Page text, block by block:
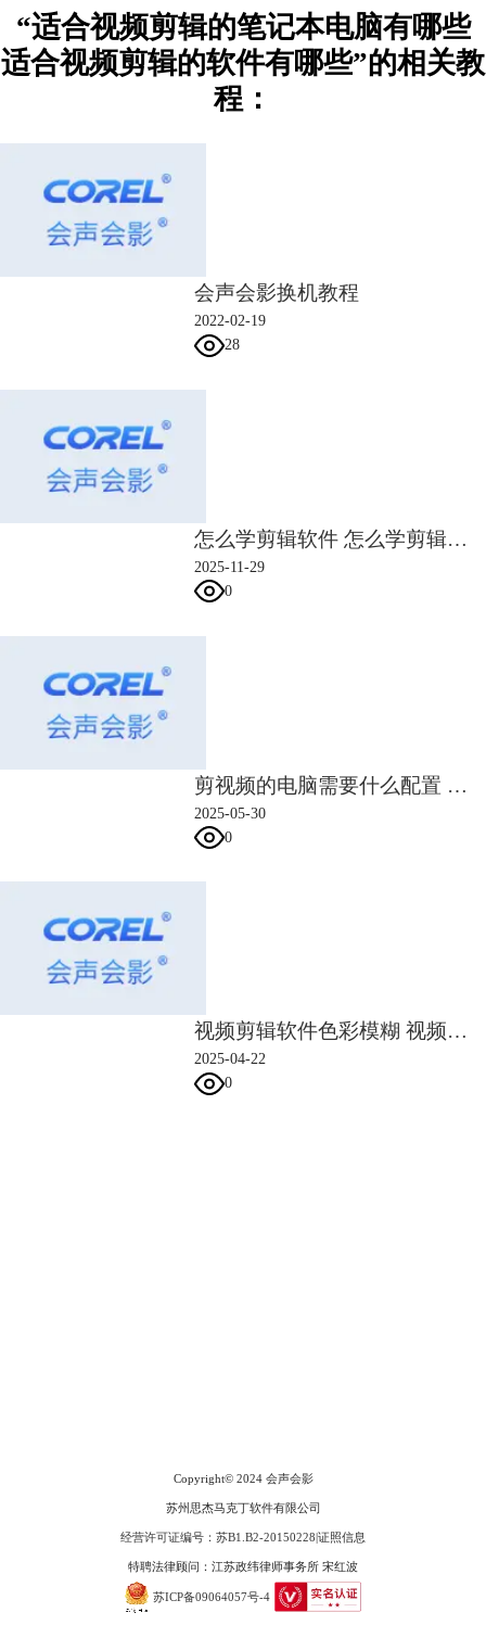
拥有更高的处理速度与运行效率。，使用NVIDIA T600专业显卡，并可选
AMD锐龙6000与12代酷睿处理器，其性能杠杠的，处理视频剪辑也是小
菜一碟。
二、适合视频剪辑的软件有哪些
有了硬件支持，在软件的选择上，适合
相对于同类型的视频剪辑软件，会声会影的表现可谓相当优秀。会声会影
不仅拥有强大的视频剪辑功能，而且适合各种人群使用。其简单而友好的
操作界面，让初学者都能轻松上手；而强大的功能，让进阶使用者也能很
标题等素材，可让视频的内容更加丰富。
片、声音、文字等素材，展现丰富的视频内容。除了常规的视频剪辑功
能，会声会影也提供了运动追踪、混音、分屏编辑等各种高级视频编辑功
“适合视频剪辑的笔记本电脑有哪些
适合视频剪辑的软件有哪些”的相关教
程：
会声会影换机教程
2022-02-19
28
怎么学剪辑软件 怎么学剪辑短视频
2025-11-29
0
剪视频的电脑需要什么配置 剪视频的软件有哪些
2025-05-30
0
视频剪辑软件色彩模糊 视频剪辑软件色彩怎么调
2025-04-22
0
Copyright© 2024 会声会影
苏州思杰马克丁软件有限公司
经营许可证编号：苏B1.B2-20150228|证照信息
特聘法律顾问：江苏政纬律师事务所 宋红波
苏ICP备09064057号-4